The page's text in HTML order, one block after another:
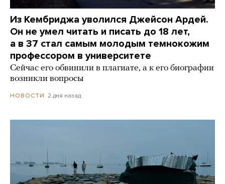
Из Кембриджа уволился Джейсон Ардей.
Он не умел читать и писать до 18 лет,
а в 37 стал самым молодым темнокожим
профессором в университете
Сейчас его обвинили в плагиате, а к его биографии
возникли вопросы
НОВОСТИ 2 дня назад